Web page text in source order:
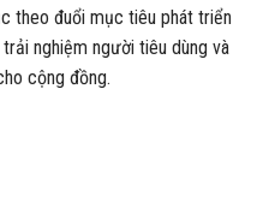
theo đuổi mục tiêu phát triển
nghiệm người tiêu dùng và
cộng đồng.